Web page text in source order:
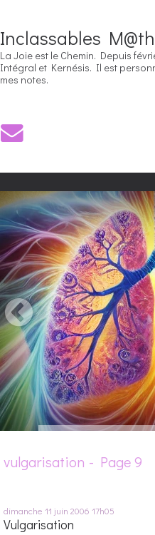
Inclassables
La Joie est le Chemin. Depuis
Intégral et Kernésis. Il est
mes notes.
vulgarisation - Page 9
dimanche 11 juin 2006 17h05
Vulgarisation